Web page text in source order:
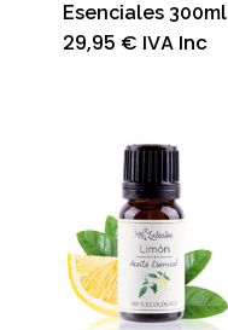
Esenciales 300ml
29,95 € IVA Inc